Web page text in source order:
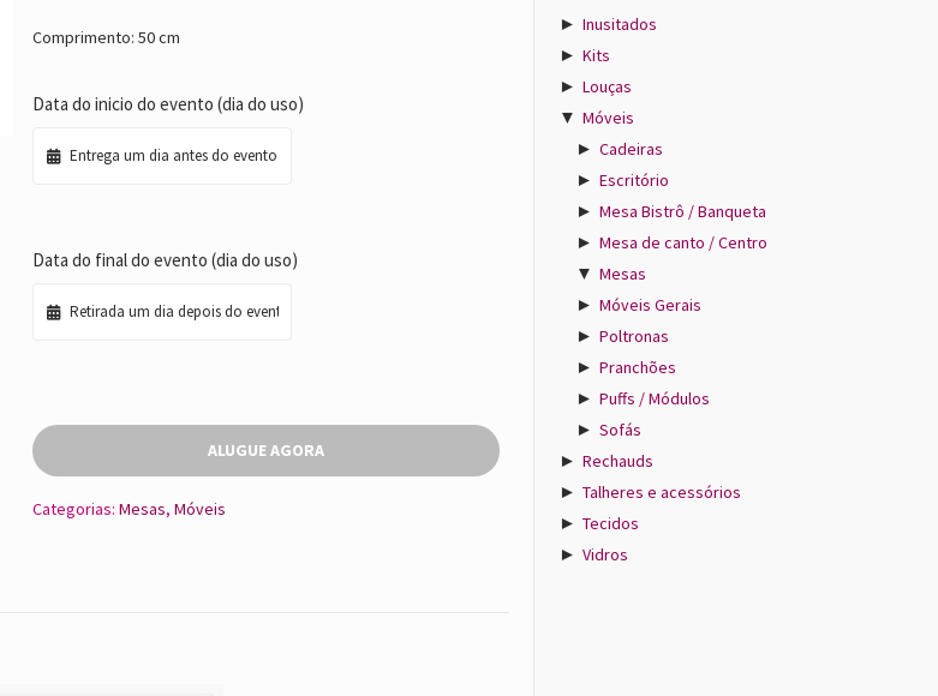
Comprimento: 50 cm
Data do inicio do evento (dia do uso)
Data do final do evento (dia do uso)
ALUGUE AGORA
Categorias:Mesas,Móveis
► Inusitados
► Kits
► Louças
▼ Móveis
► Cadeiras
► Escritório
► Mesa Bistrô / Banqueta
► Mesa de canto / Centro
▼ Mesas
► Móveis Gerais
► Poltronas
► Pranchões
► Puffs / Módulos
► Sofás
► Rechauds
► Talheres e acessórios
► Tecidos
► Vidros